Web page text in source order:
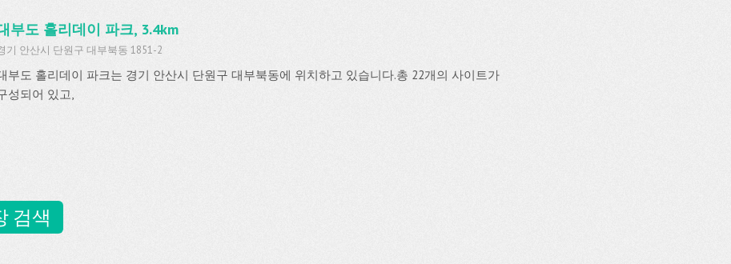
부도 홀리데이 파크, 3.4km
기 안산시 단원구 대부북동 1851-2
부도 홀리데이 파크는 경기 안산시 단원구 대부북동에 위치하고 있습니다.총 22개의 사이트가
성되어 있고,
검색